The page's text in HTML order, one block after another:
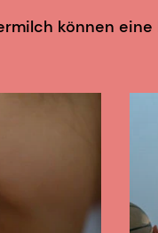
H.S., Han,
T., Fujihara, M.,
auf die
53(4), 249-254.
D., Dasgupta, S.,
im
können